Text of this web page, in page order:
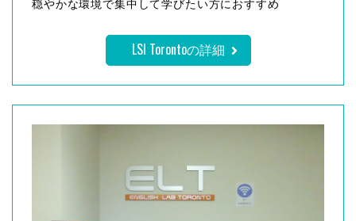
穏やかな環境で集中して学びたい方におすすめ
LSI Torontoの詳細